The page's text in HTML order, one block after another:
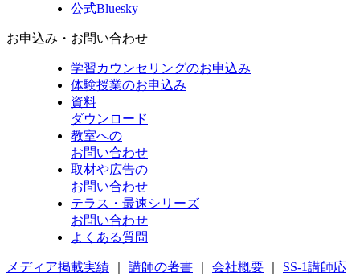
公式Bluesky
お申込み・お問い合わせ
学習カウンセリングのお申込み
体験授業のお申込み
資料
ダウンロード
教室への
お問い合わせ
取材や広告の
お問い合わせ
テラス・最速シリーズ
お問い合わせ
よくある質問
メディア掲載実績 講師の著書 会社概要
SS-1講師応